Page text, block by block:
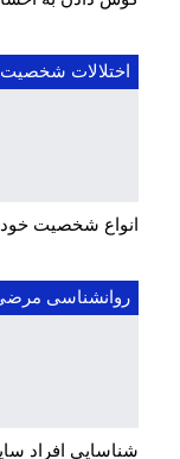
اختلالات شخصیت
انواع شخصیت
روانشناسی
شناسایی افراد